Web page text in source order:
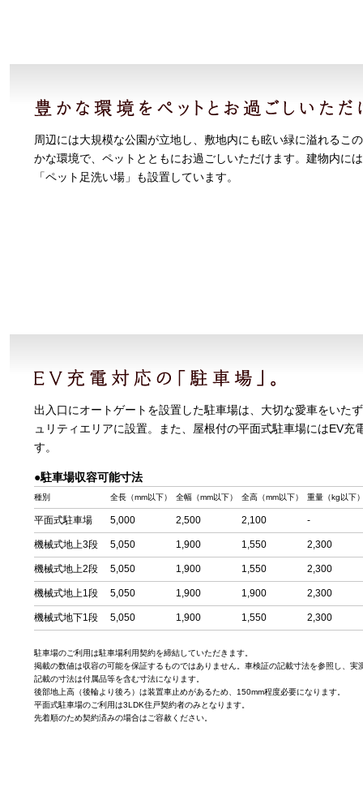
周辺には大規模な公園が立地し、敷地内にも眩い緑に溢れるこ
かな環境で、ペットとともにお過ごしいただけます。建物内には
「ペット足洗い場」も設置しています。
出入口にオートゲートを設置した駐車場は、大切な愛車をいた
ュリティエリアに設置。また、屋根付の平面式駐車場にはEV充
す。
●駐車場収容可能寸法
種別 全長（mm以下） 全幅（mm以下） 全高（mm以下） 重量（kg以下
平面式駐車場 5,000 2,500 2,100 -
機械式地上3段 5,050 1,900 1,550 2,300
機械式地上2段 5,050 1,900 1,550 2,300
機械式地上1段 5,050 1,900 1,900 2,300
機械式地下1段 5,050 1,900 1,550 2,300
駐車場のご利用は駐車場利用契約を締結していただきます。
掲載の数値は収容の可能を保証するものではありません。車検証の記載寸法を参照し、実
記載の寸法は付属品等を含む寸法になります。
後部地上高（後輪より後ろ）は装置車止めがあるため、150mm程度必要になります。
平面式駐車場のご利用は3LDK住戸契約者のみとなります。
先着順のため契約済みの場合はご容赦ください。